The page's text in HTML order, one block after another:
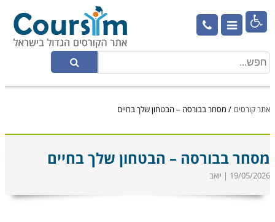

אתר קורסים / מסחר בבורסה – הבטחון שלך בחיים
מסחר בבורסה – הבטחון שלך בחיים
19/05/2026 | יואב